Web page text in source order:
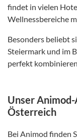
findet in vielen
Wellnessbereiche
Besonders beliebt
Steiermark und im
perfekt
Unser
Österreich
Bei Animod finden